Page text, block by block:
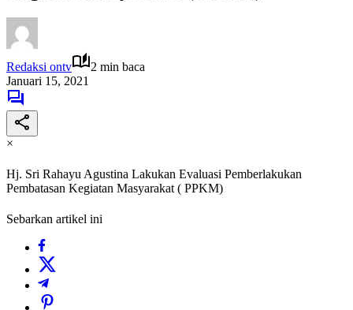
Redaksi ontv
2 min baca
Januari 15, 2021
×
Hj. Sri Rahayu Agustina Lakukan Evaluasi Pemberlakukan
Pembatasan Kegiatan Masyarakat ( PPKM)
Sebarkan artikel ini